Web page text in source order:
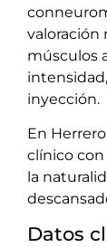
músculos
inyección.
En
clínico
la
Datos